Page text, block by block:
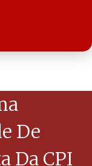
De
Da CPI